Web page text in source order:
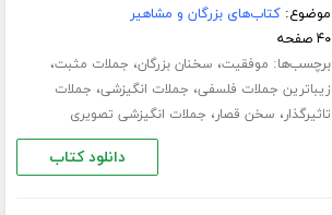
موضوع:کتاب‌های بزرگان و مشاهیر
۴۰ صفحه
برچسب‌ها: موفقیت، سخنان بزرگان، جملات مثبت،
زیباترین جملات فلسفی، جملات انگیزشی، جملات
تاثیرگذار، سخن قصار، جملات انگیزشی تصویری
دانلود کتاب